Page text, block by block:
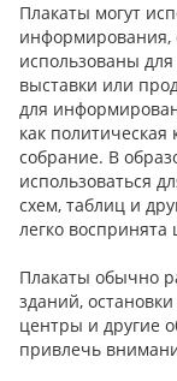
Плакаты могут
информирования,
использованы
выставки или
для
как
собрание. В
использоваться
схем, таблиц и
легко
Плакаты обычно
зданий,
центры и другие
привлечь